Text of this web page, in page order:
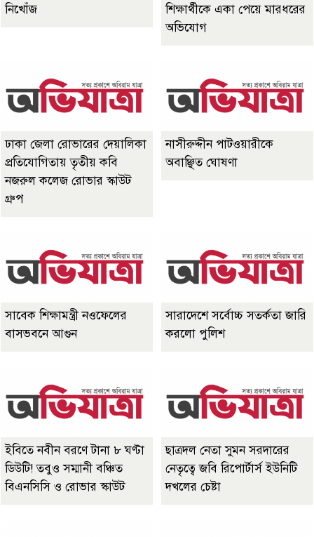
নিখোঁজ
শিক্ষার্থীকে একা পেয়ে মারধরের
অভিযোগ
ঢাকা জেলা রোভারের দেয়ালিকা
প্রতিযোগিতায় তৃতীয় কবি
নজরুল কলেজ রোভার স্কাউট
গ্রুপ
নাসীরুদ্দীন পাটওয়ারীকে
অবাঞ্ছিত ঘোষণা
সাবেক শিক্ষামন্ত্রী নওফেলের
বাসভবনে আগুন
সারাদেশে সর্বোচ্চ সতর্কতা জারি
করলো পুলিশ
ইবিতে নবীন বরণে টানা ৮ ঘণ্টা
ডিউটি! তবুও সম্মানী বঞ্চিত
বিএনসিসি ও রোভার স্কাউট
ছাত্রদল নেতা সুমন সরদারের
নেতৃত্বে জবি রিপোর্টার্স ইউনিটি
দখলের চেষ্টা